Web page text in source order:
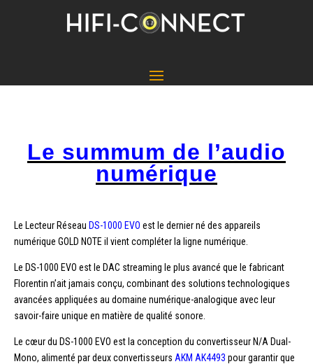
Le summum de l’audio
numérique
Le Lecteur Réseau DS-1000 EVO est le dernier né des appareils
numérique GOLD NOTE il vient compléter la ligne numérique.
Le DS-1000 EVO est le DAC streaming le plus avancé que le fabricant
Florentin n’ait jamais conçu, combinant des solutions technologiques
avancées appliquées au domaine numérique-analogique avec leur
savoir-faire unique en matière de qualité sonore.
Le cœur du DS-1000 EVO est la conception du convertisseur N/A Dual-
Mono, alimenté par deux convertisseurs AKM AK4493 pour garantir que